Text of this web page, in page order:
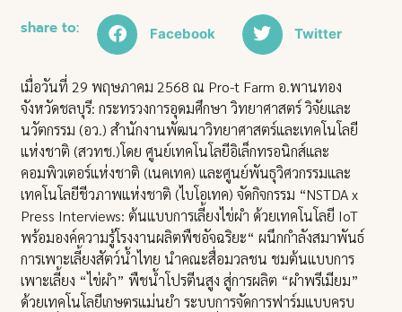
share to: Facebook Twitter
เมื่อวันที่ 29 พฤษภาคม 2568 ณ Pro-t Farm อ.พานทอง
จังหวัดชลบุรี: กระทรวงการอุดมศึกษา วิทยาศาสตร์ วิจัยและ
นวัตกรรม (อว.) สำนักงานพัฒนาวิทยาศาสตร์และเทคโนโลยี
แห่งชาติ (สวทช.)โดย ศูนย์เทคโนโลยีอิเล็กทรอนิกส์และ
คอมพิวเตอร์แห่งชาติ (เนคเทค) และศูนย์พันธุวิศวกรรมและ
เทคโนโลยีชีวภาพแห่งชาติ (ไบโอเทค) จัดกิจกรรม “NSTDA x
Press Interviews: ต้นแบบการเลี้ยงไข่ผำ ด้วยเทคโนโลยี IoT
พร้อมองค์ความรู้โรงงานผลิตพืชอัจฉริยะ“ ผนึกกำลังสมาพันธ์
การเพาะเลี้ยงสัตว์น้ำไทย นำคณะสื่อมวลชน ชมต้นแบบการ
เพาะเลี้ยง “ไข่ผำ” พืชน้ำโปรตีนสูง สู่การผลิต “ผำพรีเมียม”
ด้วยเทคโนโลยีเกษตรแม่นยำ ระบบการจัดการฟาร์มแบบครบ